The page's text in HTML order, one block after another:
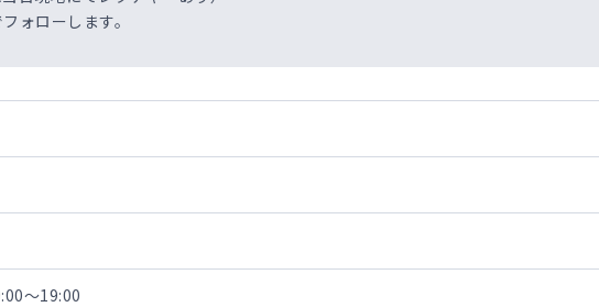
ォローします。
～19:00